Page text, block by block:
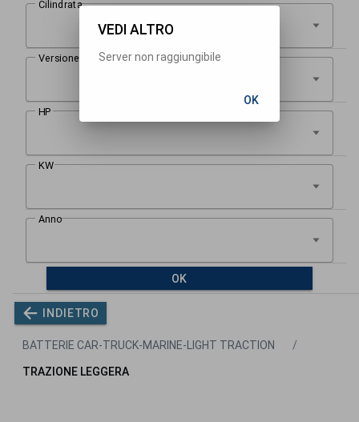
OK
INDIETRO
BATTERIE CAR-TRUCK-MARINE-LIGHT TRACTION
TRAZIONE LEGGERA
VEDI ALTRO
Server non raggiungibile
OK